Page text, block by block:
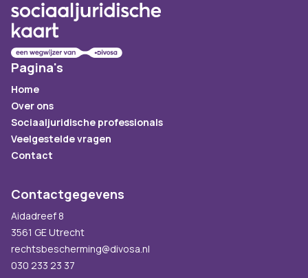
Pagina's
Home
Over ons
Sociaaljuridische professionals
Veelgestelde vragen
Contact
Contactgegevens
Aidadreef 8
3561 GE Utrecht
rechtsbescherming@divosa.nl
030 233 23 37